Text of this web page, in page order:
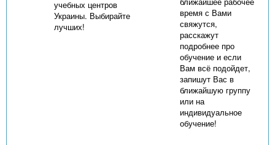
учебных центров
Украины. Выбирайте
лучших!
время с Вами
свяжутся,
расскажут
подробнее про
обучение и если
Вам всё подойдет,
запишут Вас в
ближайшую группу
или на
индивидуальное
обучение!